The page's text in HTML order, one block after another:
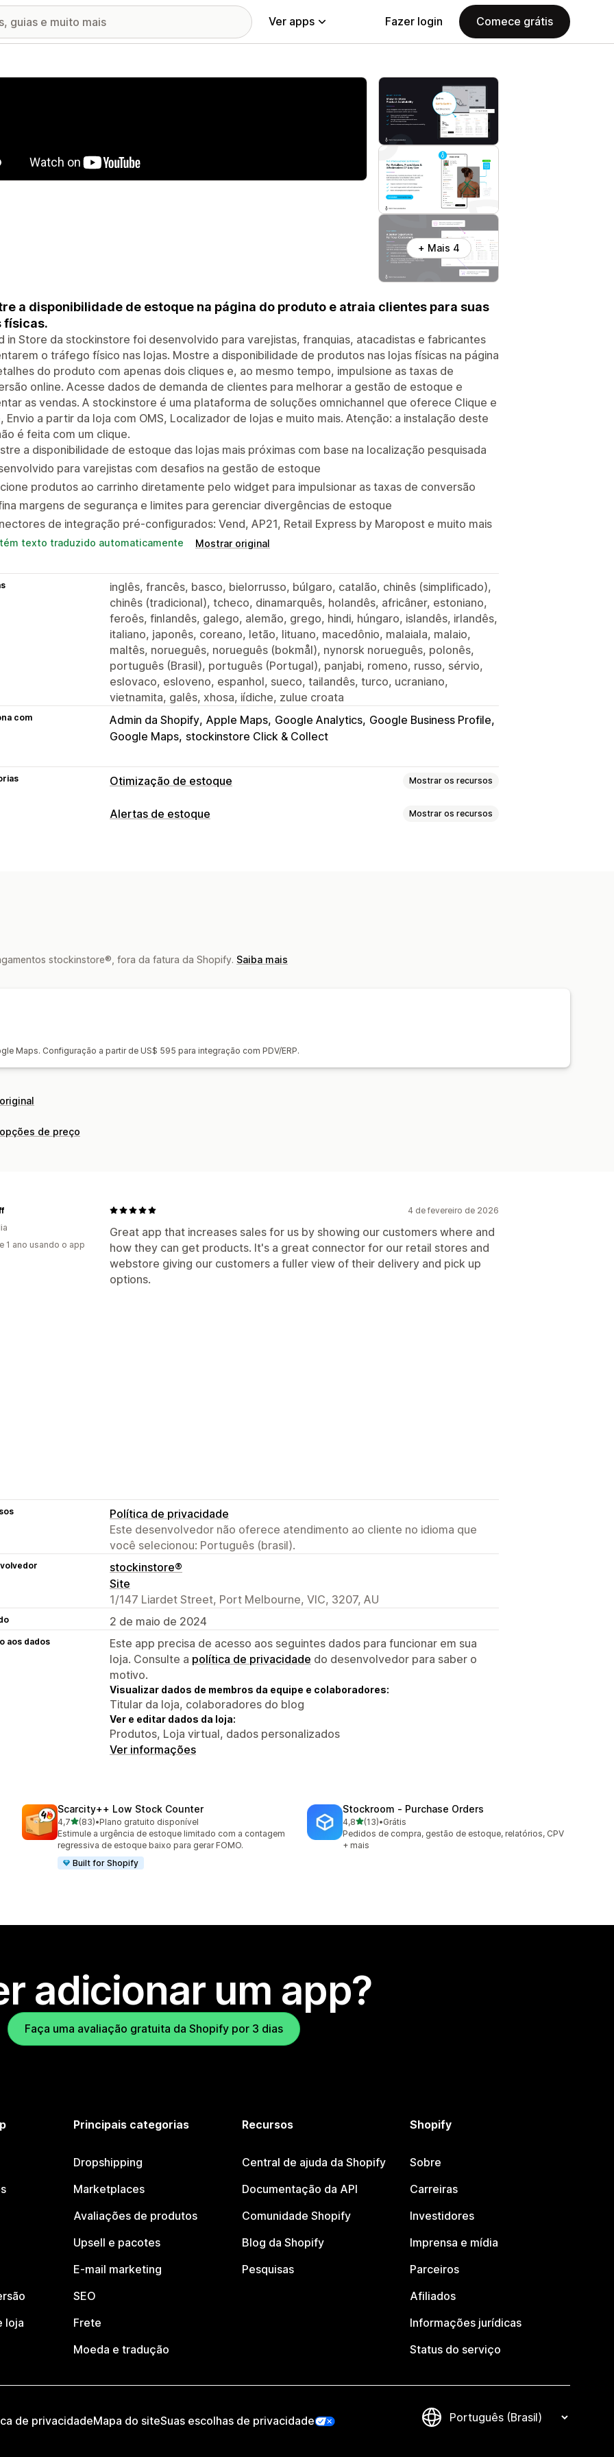
Ver apps Fazer login Comece grátis
de imagens em destaque
+ Mais 4
a disponibilidade de estoque na página do produto e atraia clientes para suas
físicas.
in Store da stockinstore foi desenvolvido para varejistas, franquias, atacadistas e fabricantes
o tráfego físico nas lojas. Mostre a disponibilidade de produtos nas lojas físicas na página
do produto com apenas dois cliques e, ao mesmo tempo, impulsione as taxas de
online. Acesse dados de demanda de clientes para melhorar a gestão de estoque e
as vendas. A stockinstore é uma plataforma de soluções omnichannel que oferece Clique e
Envio a partir da loja com OMS, Localizador de lojas e muito mais. Atenção: a instalação deste
é feita com um clique.
a disponibilidade de estoque das lojas mais próximas com base na localização pesquisada
para varejistas com desafios na gestão de estoque
produtos ao carrinho diretamente pelo widget para impulsionar as taxas de conversão
margens de segurança e limites para gerenciar divergências de estoque
de integração pré-configurados: Vend, AP21, Retail Express by Maropost e muito mais
texto traduzido automaticamente Mostrar original
inglês, francês, basco, bielorrusso, búlgaro, catalão, chinês (simplificado),
chinês (tradicional), tcheco, dinamarquês, holandês, africâner, estoniano,
feroês, finlandês, galego, alemão, grego, hindi, húngaro, islandês, irlandês,
italiano, japonês, coreano, letão, lituano, macedônio, malaiala, malaio,
maltês, norueguês, norueguês (bokmål), nynorsk norueguês, polonês,
português (Brasil), português (Portugal), panjabi, romeno, russo, sérvio,
eslovaco, esloveno, espanhol, sueco, tailandês, turco, ucraniano,
vietnamita, galês, xhosa, iídiche, zulue croata
com Admin da Shopify Apple Maps Google Analytics Google Business Profile
Google Maps stockinstore Click & Collect
Otimização de estoque Mostrar os recursos
Gestão de estoque
Alertas de estoque Mostrar os recursos
stockinstore®, fora da fatura da Shopify. Saiba mais
Maps. Configuração a partir de US$ 595 para integração com PDV/ERP.
de preço
4 de fevereiro de 2026
Great app that increases sales for us by showing our customers where and
how they can get products. It's a great connector for our retail stores and
webstore giving our customers a fuller view of their delivery and pick up
options.
1 ano usando o app
Política de privacidade
Este desenvolvedor não oferece atendimento ao cliente no idioma que
você selecionou: Português (brasil).
stockinstore®
Site
1/147 Liardet Street, Port Melbourne, VIC, 3207, AU
2 de maio de 2024
aos dados
Este app precisa de acesso aos seguintes dados para funcionar em sua
loja. Consulte a política de privacidade do desenvolvedor para saber o
motivo.
Visualizar dados de membros da equipe e colaboradores:
Titular da loja, colaboradores do blog
Ver e editar dados da loja:
Produtos, Loja virtual, dados personalizados
Ver informações
Scarcity++ Low Stock Counter
4,7de 5 estrelas
(83)
83 avaliações ao todo
•Plano gratuito disponível
Estimule a urgência de estoque limitado com a contagem
regressiva de estoque baixo para gerar FOMO.
Built for Shopify
Stockroom ‑ Purchase Orders
4,8de 5 estrelas
(13)
13 avaliações ao todo
•Grátis
Pedidos de compra, gestão de estoque, relatórios, CPV
+ mais
adicionar um app?
Faça uma avaliação gratuita da Shopify por 3 dias
loja
Principais categorias
Dropshipping
Marketplaces
Avaliações de produtos
Upsell e pacotes
E-mail marketing
SEO
Frete
Moeda e tradução
Recursos
Central de ajuda da Shopify
Documentação da API
Comunidade Shopify
Blog da Shopify
Pesquisas
Shopify
Sobre
Carreiras
Investidores
Imprensa e mídia
Parceiros
Afiliados
Informações jurídicas
Status do serviço
de privacidadeMapa do siteSuas escolhas de privacidade